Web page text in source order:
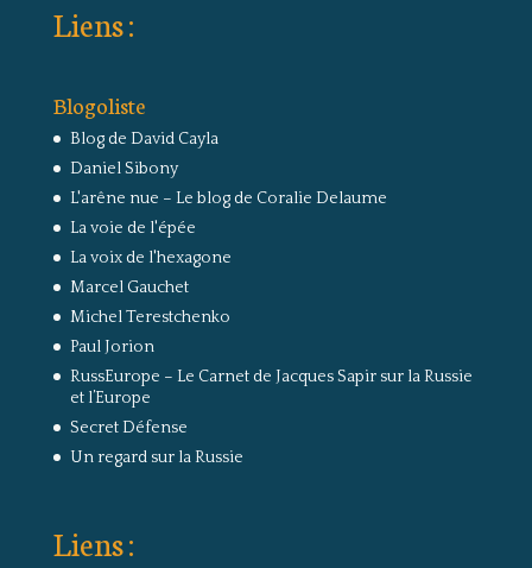
Liens :
Blogoliste
Blog de David Cayla
Daniel Sibony
L'arêne nue – Le blog de Coralie Delaume
La voie de l'épée
La voix de l'hexagone
Marcel Gauchet
Michel Terestchenko
Paul Jorion
RussEurope – Le Carnet de Jacques Sapir sur la Russie
et l’Europe
Secret Défense
Un regard sur la Russie
Liens :